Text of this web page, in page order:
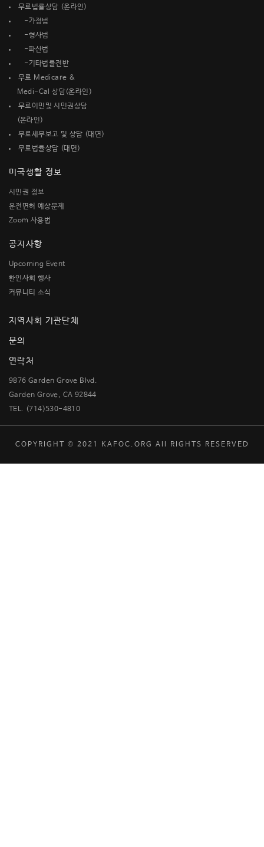
무료법률상담 (온라인)
-가정법
-형사법
-파산법
-기타법률전반
무료 Medicare &
Medi-Cal 상담(온라인)
무료이민및 시민권상담
(온라인)
무료세무보고 및 상담 (대면)
무료법률상담 (대면)
미국생활 정보
시민권 정보
운전면허 예상문제
Zoom 사용법
공지사항
Upcoming Event
한인사회 행사
커뮤니티 소식
지역사회 기관단체
문의
연락처
9876 Garden Grove Blvd.
Garden Grove, CA 92844
TEL. (714)530-4810
COPYRIGHT © 2021 KAFOC.ORG All RIGHTS RESERVED